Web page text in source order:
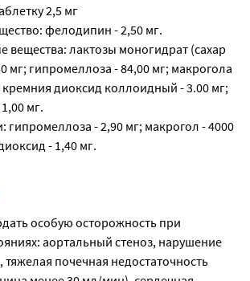
2,5 мг
фелодипин - 2,50 мг.
вещества: лактозы моногидрат (сахар
мг; гипромеллоза - 84,00 мг; макрогола
кремния диоксид коллоидный - 3.00 мг;
мг.
гипромеллоза - 2,90 мг; макрогол - 4000
- 1,40 мг.
особую осторожность при
аортальный стеноз, нарушение
почечная недостаточность